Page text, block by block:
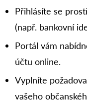
Přihlásíte se
(např. bankovní
Portál vám
účtu online.
Vyplníte
vašeho